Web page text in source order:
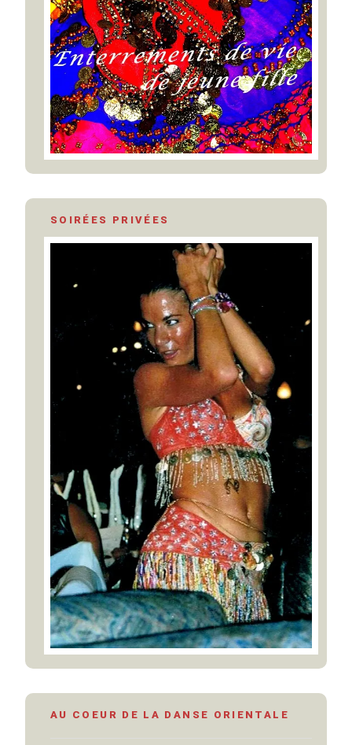
SOIRÉES PRIVÉES
AU COEUR DE LA DANSE ORIENTALE